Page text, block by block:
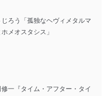
ろう「孤独なヘヴィメタルマ
メオスタシス」
一『タイム・アフター・タイ